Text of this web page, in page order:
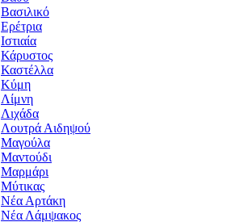
Βασιλικό
Ερέτρια
Ιστιαία
Κάρυστος
Καστέλλα
Κύμη
Λίμνη
Λιχάδα
Λουτρά Αιδηψού
Μαγούλα
Μαντούδι
Μαρμάρι
Μύτικας
Νέα Αρτάκη
Νέα Λάμψακος